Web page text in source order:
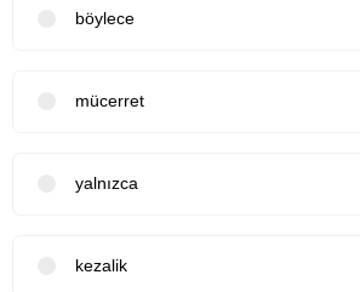
böylece
mücerret
yalnızca
kezalik